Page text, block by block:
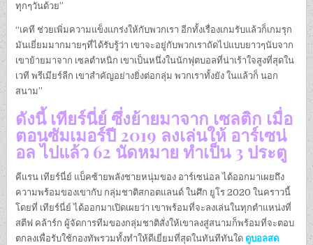
ทุกๆวันด้วย”
“เคที ช่วยเพิ่มความแข็งแกร่งให้กับพวกเรา อีกทั้งเรื่องเกมรับแล้วก็เกมรุก
มันเยี่ยมมากมายๆที่ได้รับรู้ว่า เขาจะอยู่กับพวกเราถัดไปแบบยาวๆนับจาก
เขาย้ายมาจาก เซลตำหนิก เขาเป็นหนึ่งในนักฟุตบอลที่น่าเร้าใจสูงที่สุดใน
เวที พรีเมียร์ลีก เขาสำคัญอย่างยิ่งต่อกลุ่ม พวกเราทั้งยัง ในแล้วก็ นอก
สนาม”
ดังนี้ เทียร์นี่ย์ ซึ่งย้ายมาจาก เซลติก เมื่อ
ตอนซัมเมอร์ปี 2019 ลงเล่นให้ อาร์เซน่
อล ไปแล้ว 62 นัดหมาย ทำเป็น 3 ประตู
คีแรน เทียร์นี่ย์ แบ็คซ้ายพลังชายหนุ่มของ อาร์เซน่อล ได้ออกมาเผยถึง
ความพร้อมของเขากับ กลุ่มชาติสกอตแลนด์ ในศึก ยูโร 2020 ในคราวนี้
โดยที่ เทียร์นี่ย์ ได้ออกมาเปิดเผยว่า เขาพร้อมที่จะลงเล่นในทุกตำแหน่งที่
สตีฟ คล้าร์ก ผู้จัดการทีมของกลุ่มชาติสั่งให้เขาลงสู่สนามก็พร้อมที่จะตอบ
ตกลงเพื่อรับใช้กองทัพรวมทั้งทำให้ดีเยี่ยมที่สุดในทันทีทันใด ดูบอลสด